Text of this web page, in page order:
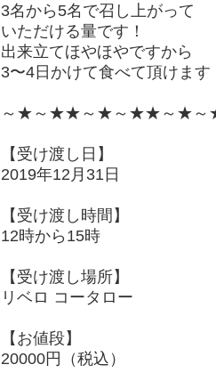
3名から5名で召し上がって
いただける量です！
出来立てほやほやですから
3〜4日かけて食べて頂けます
～★～★★～★～★★～★
【受け渡し日】
2019年12月31日
【受け渡し時間】
12時から15時
【受け渡し場所】
リベロ コータロー
【お値段】
20000円（税込）